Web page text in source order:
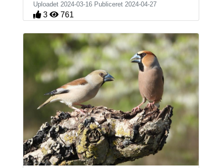
Uploadet 2024-03-16 Publiceret 2024-04-27
3 761